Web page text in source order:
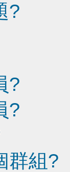
?
?
?
群組?